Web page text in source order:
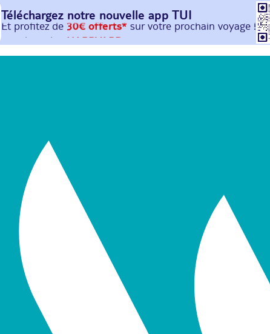
Téléchargez notre nouvelle app TUI
Et profitez de 30€ offerts* sur votre prochain voyage !
avec le code :HAPPYAPP